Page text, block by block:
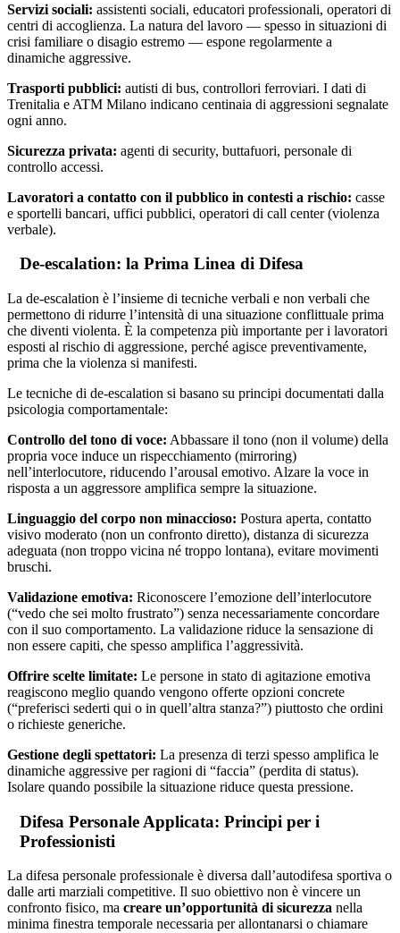
Servizi sociali: assistenti sociali, educatori professionali, operatori di
centri di accoglienza. La natura del lavoro — spesso in situazioni di
crisi familiare o disagio estremo — espone regolarmente a
dinamiche aggressive.
Trasporti pubblici: autisti di bus, controllori ferroviari. I dati di
Trenitalia e ATM Milano indicano centinaia di aggressioni segnalate
ogni anno.
Sicurezza privata: agenti di security, buttafuori, personale di
controllo accessi.
Lavoratori a contatto con il pubblico in contesti a rischio: casse
e sportelli bancari, uffici pubblici, operatori di call center (violenza
verbale).
De-escalation: la Prima Linea di Difesa
La de-escalation è l’insieme di tecniche verbali e non verbali che
permettono di ridurre l’intensità di una situazione conflittuale prima
che diventi violenta. È la competenza più importante per i lavoratori
esposti al rischio di aggressione, perché agisce preventivamente,
prima che la violenza si manifesti.
Le tecniche di de-escalation si basano su principi documentati dalla
psicologia comportamentale:
Controllo del tono di voce: Abbassare il tono (non il volume) della
propria voce induce un rispecchiamento (mirroring)
nell’interlocutore, riducendo l’arousal emotivo. Alzare la voce in
risposta a un aggressore amplifica sempre la situazione.
Linguaggio del corpo non minaccioso: Postura aperta, contatto
visivo moderato (non un confronto diretto), distanza di sicurezza
adeguata (non troppo vicina né troppo lontana), evitare movimenti
bruschi.
Validazione emotiva: Riconoscere l’emozione dell’interlocutore
(“vedo che sei molto frustrato”) senza necessariamente concordare
con il suo comportamento. La validazione riduce la sensazione di
non essere capiti, che spesso amplifica l’aggressività.
Offrire scelte limitate: Le persone in stato di agitazione emotiva
reagiscono meglio quando vengono offerte opzioni concrete
(“preferisci sederti qui o in quell’altra stanza?”) piuttosto che ordini
o richieste generiche.
Gestione degli spettatori: La presenza di terzi spesso amplifica le
dinamiche aggressive per ragioni di “faccia” (perdita di status).
Isolare quando possibile la situazione riduce questa pressione.
Difesa Personale Applicata: Principi per i
Professionisti
La difesa personale professionale è diversa dall’autodifesa sportiva o
dalle arti marziali competitive. Il suo obiettivo non è vincere un
confronto fisico, ma creare un’opportunità di sicurezza nella
minima finestra temporale necessaria per allontanarsi o chiamare